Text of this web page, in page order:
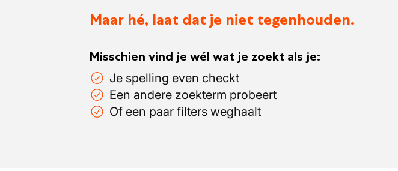
Maar hé, laat dat je niet tegenhouden.
Misschien vind je wél wat je zoekt als je:
Je spelling even checkt
Een andere zoekterm probeert
Of een paar filters weghaalt